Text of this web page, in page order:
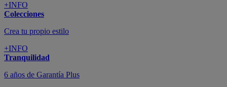
+INFO
Colecciones
Crea tu propio estilo
+INFO
Tranquilidad
6 años de Garantía Plus